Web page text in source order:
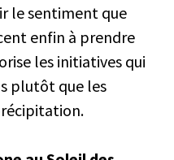
le sentiment que
enfin à prendre
les initiatives qui
plutôt que les